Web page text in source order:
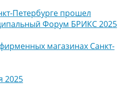
Петербурге прошел
Форум БРИКС 2025
магазинах Санкт-
2025